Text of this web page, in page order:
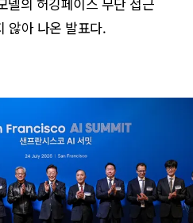
않아 나온 발표다.